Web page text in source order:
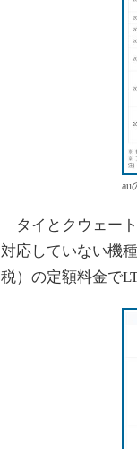
au
タイとクウェート
対応していない機
税）の定額料金で